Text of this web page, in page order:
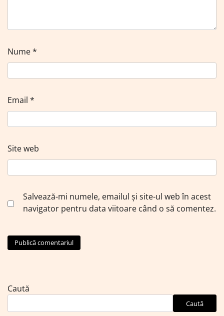
Nume*
Email *
Site web
Salvează-mi numele, emailul și site-ul web în acest
navigator pentru data viitoare când o să comentez.
Caută
Caută